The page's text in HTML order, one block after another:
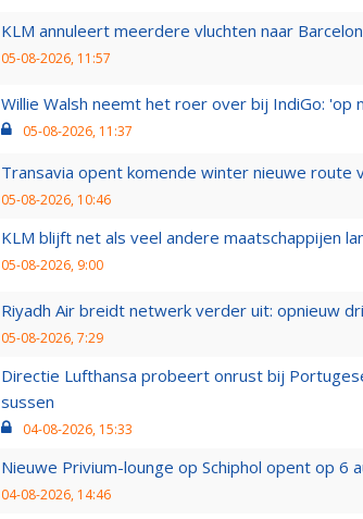
KLM annuleert meerdere vluchten naar
05-08-2026, 11:57
Willie Walsh neemt het roer over bij IndiGo: 'op
05-08-2026, 11:37
Transavia opent komende winter nieuwe route
05-08-2026, 10:46
KLM blijft net als veel andere maatschappijen
05-08-2026, 9:00
Riyadh Air breidt netwerk verder uit: opnieuw
05-08-2026, 7:29
Directie Lufthansa probeert onrust bij
sussen
04-08-2026, 15:33
Nieuwe Privium-lounge op Schiphol opent op 6
04-08-2026, 14:46